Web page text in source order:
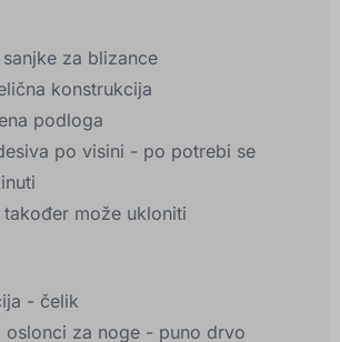
za blizance
konstrukcija
podloga
po visini - po potrebi se
također može ukloniti
- čelik
oslonci za noge - puno drvo